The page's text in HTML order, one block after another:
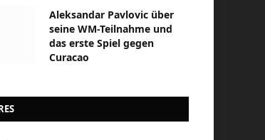
Aleksandar Pavlovic über
seine WM-Teilnahme und
das erste Spiel gegen
Curacao